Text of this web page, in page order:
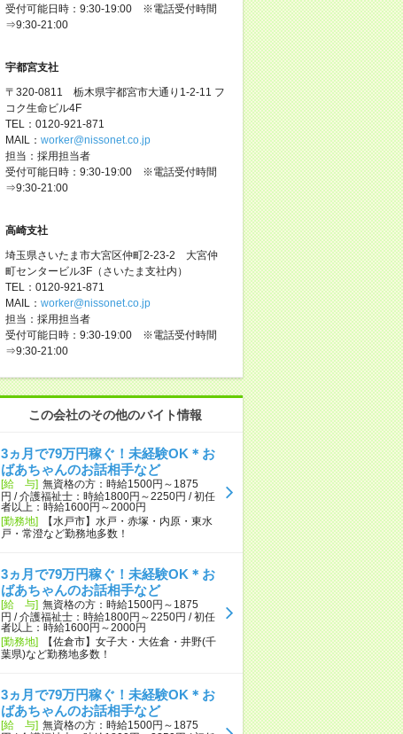
受付可能日時：9:30-19:00 ※電話受付時間
⇒9:30-21:00
宇都宮支社
〒320-0811 栃木県宇都宮市大通り1-2-11 フ
コク生命ビル4F
TEL：0120-921-871
MAIL： worker@nissonet.co.jp
担当：採用担当者
受付可能日時：9:30-19:00 ※電話受付時間
⇒9:30-21:00
高崎支社
埼玉県さいたま市大宮区仲町2-23-2 大宮仲
町センタービル3F（さいたま支社内）
TEL：0120-921-871
MAIL： worker@nissonet.co.jp
担当：採用担当者
受付可能日時：9:30-19:00 ※電話受付時間
⇒9:30-21:00
この会社のその他のバイト情報
3ヵ月で79万円稼ぐ！未経験OK＊お
ばあちゃんのお話相手など
[給 与] 無資格の方：時給1500円～1875
円 / 介護福祉士：時給1800円～2250円 / 初任
者以上：時給1600円～2000円
[勤務地]
【水戸市】水戸・赤塚・内原・東水
戸・常澄など勤務地多数！
3ヵ月で79万円稼ぐ！未経験OK＊お
ばあちゃんのお話相手など
[給 与] 無資格の方：時給1500円～1875
円 / 介護福祉士：時給1800円～2250円 / 初任
者以上：時給1600円～2000円
[勤務地]
【佐倉市】女子大・大佐倉・井野(千
葉県)など勤務地多数！
3ヵ月で79万円稼ぐ！未経験OK＊お
ばあちゃんのお話相手など
[給 与] 無資格の方：時給1500円～1875